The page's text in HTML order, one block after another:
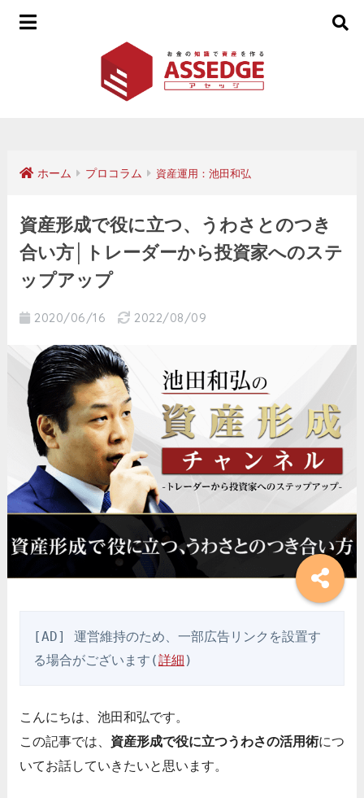
ホーム プロコラム 資産運用：池田和弘
資産形成で役に立つ、うわさとのつき
合い方│トレーダーから投資家へのステ
ップアップ
2020/06/16 2022/08/09
[AD] 運営維持のため、一部広告リンクを設置す
る場合がございます(詳細 )
こんにちは、池田和弘です。
この記事では、 資産形成で役に立つうわさの活用術につ
いてお話していきたいと思います。